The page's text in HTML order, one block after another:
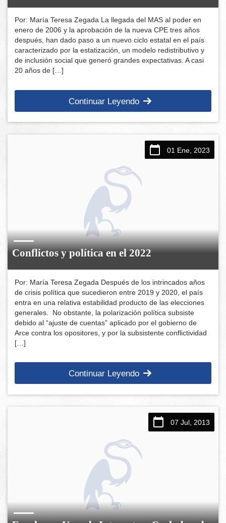
Por: María Teresa Zegada La llegada del MAS al poder en
enero de 2006 y la aprobación de la nueva CPE tres años
después, han dado paso a un nuevo ciclo estatal en el país
caracterizado por la estatización, un modelo redistributivo y
de inclusión social que generó grandes expectativas. A casi
20 años de […]
Continuar Leyendo
01 Ene, 2023
Conflictos y política en el 2022
Por: María Teresa Zegada Después de los intrincados años
de crisis política que sucedieron entre 2019 y 2020, el país
entra en una relativa estabilidad producto de las elecciones
generales. No obstante, la polarización política subsiste
debido al “ajuste de cuentas” aplicado por el gobierno de
Arce contra los opositores, y por la subsistente conflictividad
[…]
Continuar Leyendo
07 Jul, 2013